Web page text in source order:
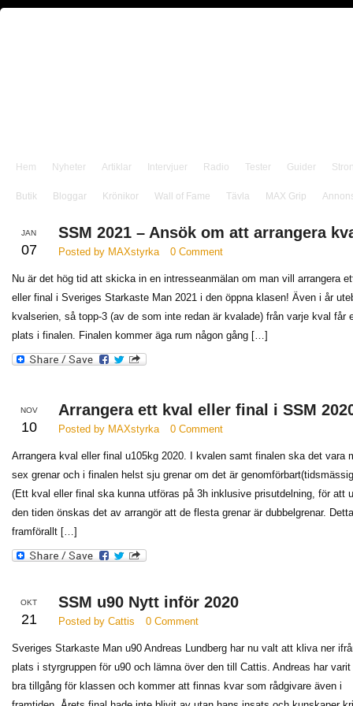
Hem Nyheter Artiklar Intervjuer Radio Tester Guider
Butik Bloggar Krönikor Wall of Fame Tävla MAX Grip
JAN
07
SSM 2021 – Ansök om att arrangera
Posted by MAXstyrka 0 Comment
Nu är det hög tid att skicka in en intresseanmälan om man vill arrangera
eller final i Sveriges Starkaste Man 2021 i den öppna klasen! Även i år
kvalserien, så topp-3 (av de som inte redan är kvalade) från varje kval får
plats i finalen. Finalen kommer äga rum någon gång […]
NOV
10
Arrangera ett kval eller final i SSM
Posted by MAXstyrka 0 Comment
Arrangera kval eller final u105kg 2020. I kvalen samt finalen ska det vara
sex grenar och i finalen helst sju grenar om det är
(Ett kval eller final ska kunna utföras på 3h inklusive prisutdelning, för att
den tiden önskas det av arrangör att de flesta grenar är dubbelgrenar.
framförallt […]
OKT
21
SSM u90 Nytt inför 2020
Posted by Cattis 0 Comment
Sveriges Starkaste Man u90 Andreas Lundberg har nu valt att kliva ner
plats i styrgruppen för u90 och lämna över den till Cattis. Andreas har varit
bra tillgång för klassen och kommer att finnas kvar som rådgivare även i